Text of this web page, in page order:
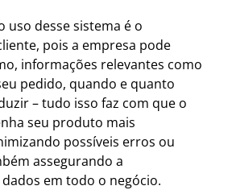
uso desse sistema é o
pois a empresa pode
informações relevantes como
pedido, quando e quanto
– tudo isso faz com que o
seu produto mais
possíveis erros ou
assegurando a
em todo o negócio.